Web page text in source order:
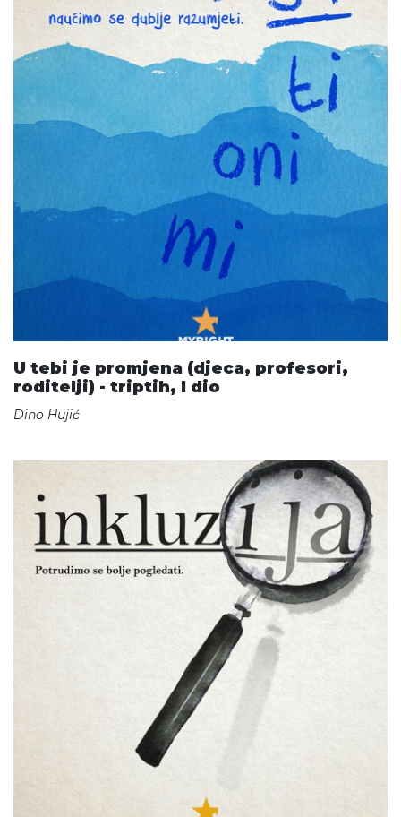
U tebi je promjena (djeca, profesori,
roditelji) - triptih, I dio
Dino Hujić